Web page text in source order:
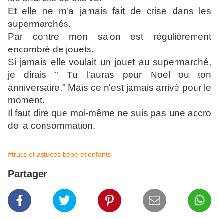
Et elle ne m'a jamais fait de crise dans les
supermarchés.
Par contre mon salon est régulièrement
encombré de jouets.
Si jamais elle voulait un jouet au supermarché,
je dirais " Tu l'auras pour Noel ou ton
anniversaire." Mais ce n'est jamais arrivé pour le
moment.
Il faut dire que moi-même ne suis pas une accro
de la consommation.
#trucs et astuces bébé et enfants
Partager